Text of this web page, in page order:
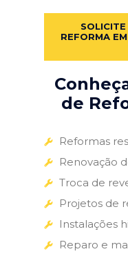
REFORMA
de
Reformas
Renovação
Troca de
Projetos de
Instalações
Reparo e